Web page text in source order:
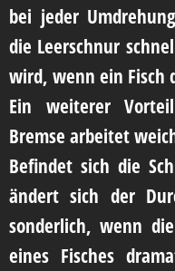
bei jeder
die Leerschnur
wird, wenn ein Fisch
Ein weiterer
Bremse arbeitet
Befindet sich die
ändert sich der
sonderlich, wenn
eines Fisches